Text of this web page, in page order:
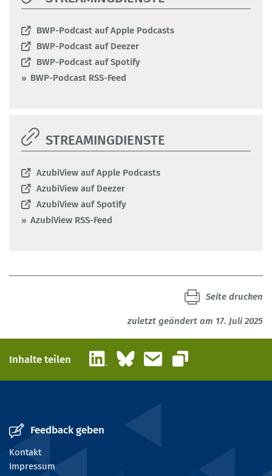
BWP-Podcast auf Apple Podcasts
BWP-Podcast auf Deezer
BWP-Podcast auf Spotify
BWP-Podcast RSS-Feed
STREAMINGDIENSTE
AzubiView auf Apple Podcasts
AzubiView auf Deezer
AzubiView auf Spotify
AzubiView RSS-Feed
zuletzt geändert am 17. Juli 2025
Seite drucken
Inhalte teilen LinkedInBlueskyE-Mail
Link kopieren
Feedback geben
Kontakt
Impressum